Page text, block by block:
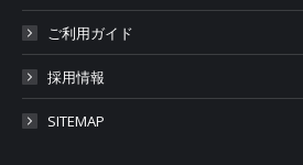
ご利用ガイド
採用情報
SITEMAP